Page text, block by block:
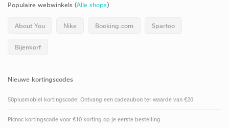
Populaire webwinkels (Alle shops)
About You Nike Booking.com Spartoo
Bijenkorf
Nieuwe kortingscodes
50plusmobiel kortingscode: Ontvang een cadeaubon ter waarde van €20
Picnoc kortingscode voor €10 korting op je eerste bestelling